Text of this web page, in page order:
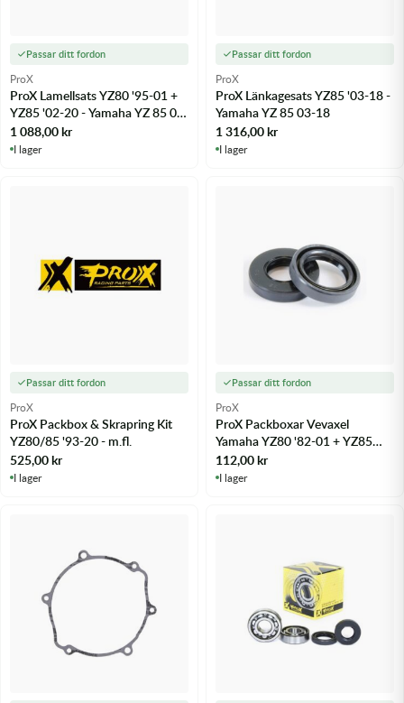
Passar ditt fordon
ProX
ProX Lamellsats YZ80 '95-01 +
YZ85 '02-20 - Yamaha YZ 85 02-
21 m.fl.
1 088,00kr
I lager
Passar ditt fordon
ProX
ProX Länkagesats YZ85 '03-18 -
Yamaha YZ 85 03-18
1 316,00kr
I lager
Passar ditt fordon
ProX
ProX Packbox & Skrapring Kit
YZ80/85 '93-20 - m.fl.
525,00kr
I lager
Passar ditt fordon
ProX
ProX Packboxar Vevaxel
Yamaha YZ80 '82-01 + YZ85
'02-16 - m.fl.
112,00kr
I lager